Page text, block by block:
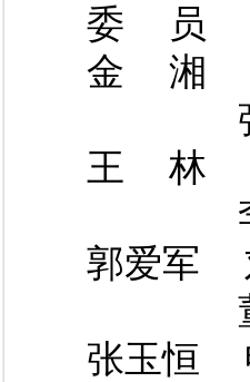
委  员
金  湘
张春
王  林
李
郭爱军
董
张玉恒